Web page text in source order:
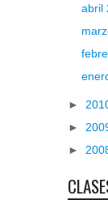
abril
►
►
►